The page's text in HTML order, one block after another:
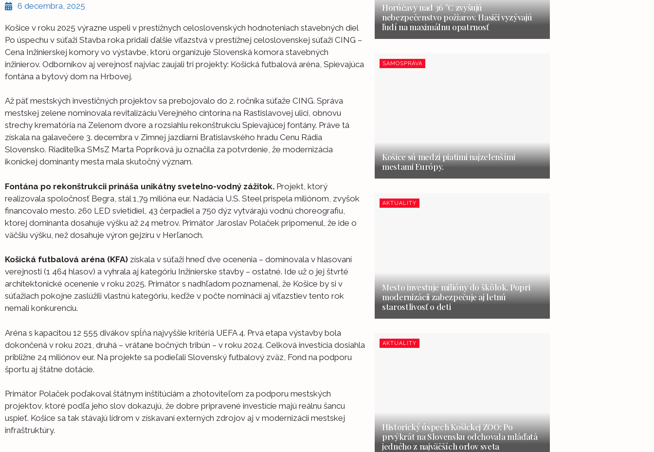
6 decembra, 2025
Košice v roku 2025 výrazne uspeli v prestížnych celoslovenských hodnoteniach stavebných diel
Po úspechu v súťaži Stavba roka pridali ďalšie víťazstvá v prestížnej celoslovenskej súťaži CING –
Cena Inžinierskej komory vo výstavbe, ktorú organizuje Slovenská komora stavebných
inžinierov. Odborníkov aj verejnosť najviac zaujali tri projekty: Košická futbalová aréna, Spievajúca
fontána a bytový dom na Hrbovej.
Až päť mestských investičných projektov sa prebojovalo do 2. ročníka súťaže CING. Správa
mestskej zelene nominovala revitalizáciu Verejného cintorína na Rastislavovej ulici, obnovu
strechy krematória na Zelenom dvore a rozsiahlu rekonštrukciu Spievajúcej fontány. Práve tá
získala na galavečere 3. decembra v Zimnej jazdiarni Bratislavského hradu Cenu Rádia
Slovensko. Riaditeľka SMsZ Marta Popríková ju označila za potvrdenie, že modernizácia
ikonickej dominanty mesta mala skutočný význam.
Fontána po rekonštrukcii prináša unikátny svetelno-vodný zážitok. Projekt, ktorý
realizovala spoločnosť Begra, stál 1,79 milióna eur. Nadácia U.S. Steel prispela miliónom, zvyšok
financovalo mesto. 260 LED svietidiel, 43 čerpadiel a 750 dýz vytvárajú vodnú choreografiu,
ktorej dominanta dosahuje výšku až 24 metrov. Primátor Jaroslav Polaček pripomenul, že ide o
väčšiu výšku, než dosahuje výron gejzíru v Herľanoch.
Košická futbalová aréna (KFA) získala v súťaži hneď dve ocenenia – dominovala v hlasovaní
verejnosti (1 464 hlasov) a vyhrala aj kategóriu Inžinierske stavby – ostatné. Ide už o jej štvrté
architektonické ocenenie v roku 2025. Primátor s nadhľadom poznamenal, že Košice by si v
súťažiach pokojne zaslúžili vlastnú kategóriu, keďže v počte nominácií aj víťazstiev tento rok
nemali konkurenciu.
Aréna s kapacitou 12 555 divákov spĺňa najvyššie kritériá UEFA 4. Prvá etapa výstavby bola
dokončená v roku 2021, druhá – vrátane bočných tribún – v roku 2024. Celková investícia dosiahla
približne 24 miliónov eur. Na projekte sa podieľali Slovenský futbalový zväz, Fond na podporu
športu aj štátne dotácie.
Primátor Polaček poďakoval štátnym inštitúciám a zhotoviteľom za podporu mestských
projektov, ktoré podľa jeho slov dokazujú, že dobre pripravené investície majú reálnu šancu
uspieť. Košice sa tak stávajú lídrom v získavaní externých zdrojov aj v modernizácii mestskej
infraštruktúry.
Horúčavy nad 36 °C zvyšujú
nebezpečenstvo požiarov. Hasiči vyzývajú
ľudí na maximálnu opatrnosť
SAMOSPRÁVA
Košice sú medzi piatimi najzelenšími
mestami Európy.
AKTUALITY
Mesto investuje milióny do škôlok. Popri
modernizácii zabezpečuje aj letnú
starostlivosť o deti
AKTUALITY
Historický úspech Košickej ZOO: Po
prvýkrát na Slovensku odchovala mláďatá
jedného z najväčších orlov sveta